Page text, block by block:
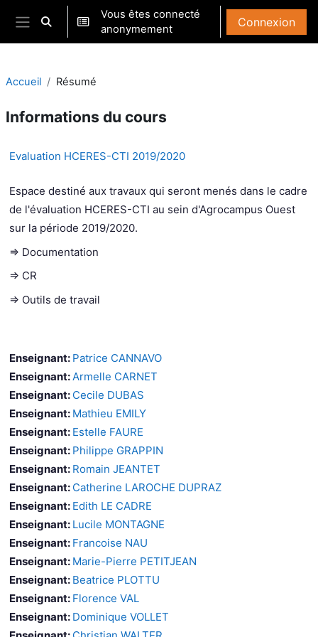
Passer au contenu principal
Panneau latéral
Activer/désactiver la saisie de recherche
Vous êtes connecté
anonymement
Connexion
Accueil Résumé
Informations du cours
Evaluation HCERES-CTI 2019/2020
Espace destiné aux travaux qui seront menés dans le cadre
de l'évaluation HCERES-CTI au sein d'Agrocampus Ouest
sur la période 2019/2020.
=> Documentation
=> CR
=> Outils de travail
Enseignant: Patrice CANNAVO
Enseignant: Armelle CARNET
Enseignant: Cecile DUBAS
Enseignant: Mathieu EMILY
Enseignant: Estelle FAURE
Enseignant: Philippe GRAPPIN
Enseignant: Romain JEANTET
Enseignant: Catherine LAROCHE DUPRAZ
Enseignant: Edith LE CADRE
Enseignant: Lucile MONTAGNE
Enseignant: Francoise NAU
Enseignant: Marie-Pierre PETITJEAN
Enseignant: Beatrice PLOTTU
Enseignant: Florence VAL
Enseignant: Dominique VOLLET